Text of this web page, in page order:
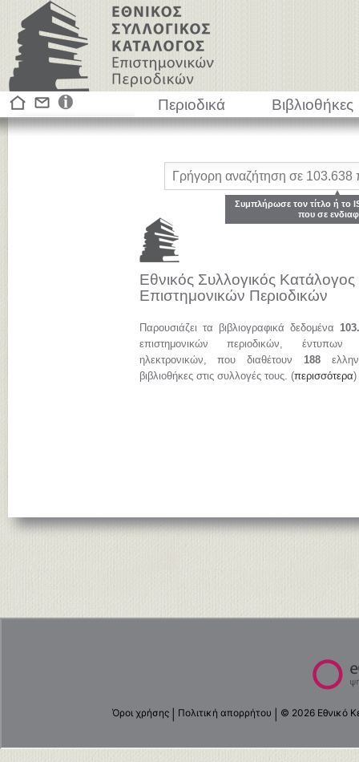
Περιοδικά Βιβλιοθήκες
Εθνικός Συλλογικός Κατάλογος
Επιστημονικών Περιοδικών
Παρουσιάζει τα βιβλιογραφικά δεδομένα
επιστημονικών περιοδικών, έντυπων
ηλεκτρονικών, που διαθέτουν 188
βιβλιοθήκες στις συλλογές τους. (περισσότερα)
Συμπλήρωσε τον τίτλο ή το
που σε